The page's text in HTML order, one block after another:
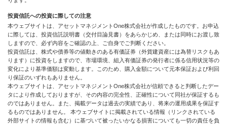
投資信託への投資に際しての注意
本ウェブサイトは、アセットマネジメントOne株式会社が作成したものです。お申込
に際しては、投資信託説明書（交付目論見書）をあらかじめ、または同時にお渡し致
しますので、必ず内容をご確認の上、ご自身でご判断ください。
投資信託は、株式や債券等の値動きのある有価証券（外貨建資産には為替リスクもあ
ります）に投資をしますので、市場環境、組入有価証券の発行者に係る信用状況等の
変化により基準価額は変動します。このため、購入金額について元本保証および利回
り保証のいずれもありません。
本ウェブサイトは、アセットマネジメントOne株式会社が信頼できると判断したデー
タにより作成しておりますが、その内容の完全性、正確性について同社が保証するも
のではありません。また、掲載データは過去の実績であり、将来の運用成果を保証す
るものではありません。 本ウェブサイトに掲載されている情報（リンクされている
外部サイトの情報も含む）に基づいて被ったいかなる損害についても一切の責任を負